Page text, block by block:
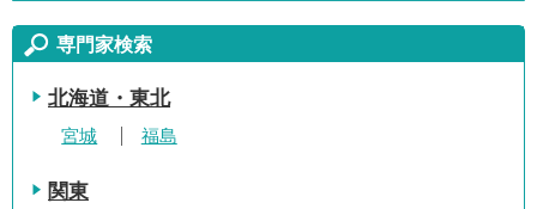
専門家検索
北海道・東北
宮城 福島
関東